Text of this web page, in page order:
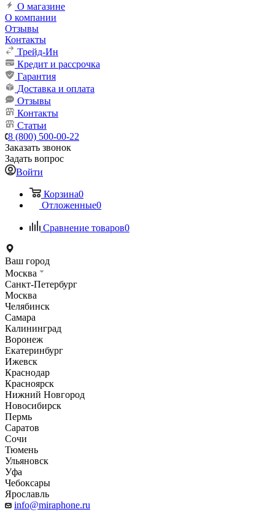
О магазине
О компании
Отзывы
Контакты
Трейд-Ин
Кредит и рассрочка
Гарантия
Доставка и оплата
Отзывы
Контакты
Статьи
8 (800) 500-00-22
Заказать звонок
Задать вопрос
Войти
Корзина0
Отложенные0
Сравнение товаров0
Ваш город
Москва
Санкт-Петербург
Москва
Челябинск
Самара
Калининград
Воронеж
Екатеринбург
Ижевск
Краснодар
Красноярск
Нижний Новгород
Новосибирск
Пермь
Саратов
Сочи
Тюмень
Ульяновск
Уфа
Чебоксары
Ярославль
info@miraphone.ru